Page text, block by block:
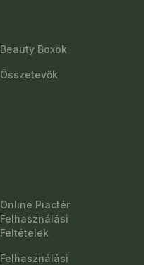
Beauty Boxok
Összetevők
Online Piactér
Felhasználási
Feltételek
Felhasználási